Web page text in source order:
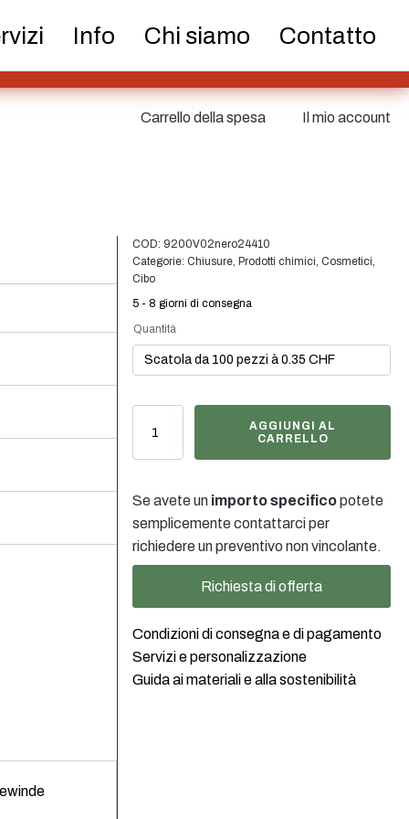
Cibo Sostenibile
Chiusure
champagne
Info Chi siamo Contatto
Carrello della spesa Il mio account
COD: 9200V02nero24410
Categorie: Chiusure, Prodotti chimici, Cosmetici,
Cibo
5 - 8 giorni di consegna
Quantità
Aluminium,
24/410
quantità
AGGIUNGI AL
CARRELLO
Se avete un importo specificopotete
semplicemente contattarci per
richiedere un preventivo non vincolante.
Richiesta di offerta
Condizioni di consegna e di pagamento
Servizi e personalizzazione
Guida ai materiali e alla sostenibilità